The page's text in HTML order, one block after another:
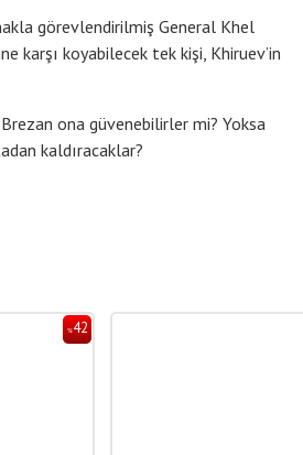
görevlendirilmiş General Khel
karşı koyabilecek tek kişi, Khiruev’in
ona güvenebilirler mi? Yoksa
kaldıracaklar?
%42